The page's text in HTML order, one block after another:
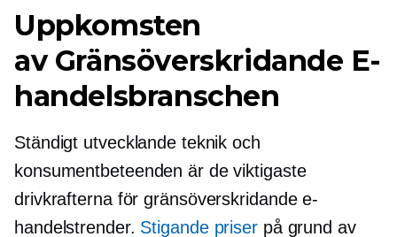
Uppkomsten
av Gränsöverskridande E-
handelsbranschen
Ständigt utvecklande teknik och
konsumentbeteenden är de viktigaste
drivkrafterna förgränsöverskridandee-
handelstrender. Stigande priserpå grund av